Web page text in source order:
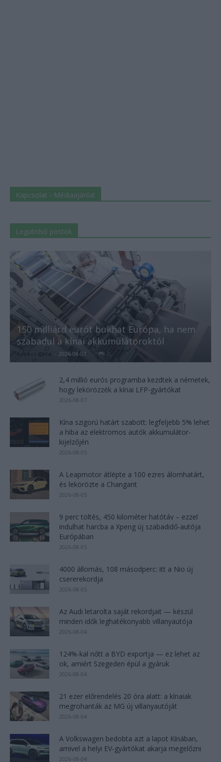
Kapcsolat - Médiaajánlat
Legutolsó postok
150 milliárd eurót bukhat Európa, ha nem
szabadul a kínai akkumulátoroktól
- 2026-08-07 0
2,4 millió eurós programba kezdtek a németek,
hogy lekörözzék a kínai LFP-gyártókat
2026-08-07
Kína szigorú határt szabott: legfeljebb 5% lehet
a hiba az elektromos autók akkumulátor-
kijelzőjén
2026-08-05
A Leapmotor átlépte a 100 ezres álomhatárt,
és lekörözte a Changant
2026-08-05
9 perc töltés, 450 kilométer hatótáv – ezzel
indulhat harcba a Xpeng új szabadidő-autója
Európában
2026-08-05
4000 állomás, 108 másodperc: itt a Nio új
csererekordja
2026-08-05
Az Audi letarolta saját rekordjait — készül
minden idők leghatékonyabb villanyautója
2026-08-04
124%-kal nőtt a BYD exportja — ez lehet az
ok, amiért Szegeden épül a gyáruk
2026-08-04
21 ezer előrendelés 20 óra alatt: a kínaiak
megrohanták az MG új villanyautóját
2026-08-04
A Volkswagen bedobta azt a lapot Kínában,
amivel a helyi EV-gyártókat akarja megelőzni
2026-08-04